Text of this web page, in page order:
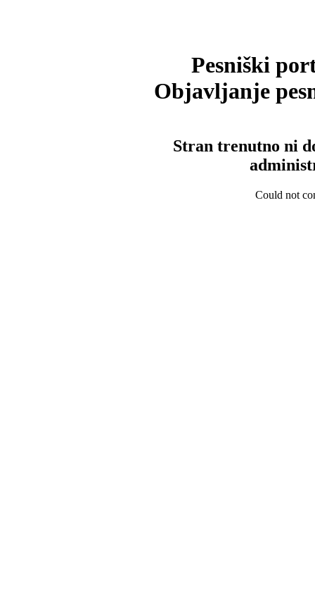
Pesniški
Objavljanje
Stran trenutno ni
Could not